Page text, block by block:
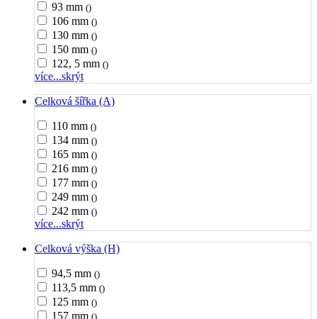
93 mm ()
106 mm ()
130 mm ()
150 mm ()
122, 5 mm ()
více...skrýt
Celková šířka (A)
110 mm ()
134 mm ()
165 mm ()
216 mm ()
177 mm ()
249 mm ()
242 mm ()
více...skrýt
Celková výška (H)
94,5 mm ()
113,5 mm ()
125 mm ()
157 mm ()